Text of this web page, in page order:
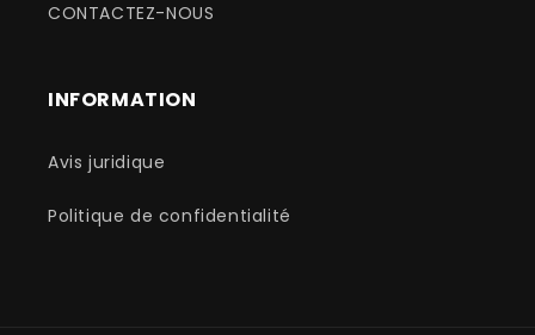
CONTACTEZ-NOUS
INFORMATION
Avis juridique
Politique de confidentialité